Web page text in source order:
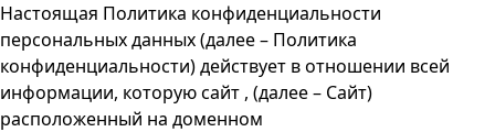
Настоящая Политика конфиденциальности
персональных данных (далее – Политика
конфиденциальности) действует в отношении всей
информации, которую сайт , (далее – Сайт)
расположенный на доменном